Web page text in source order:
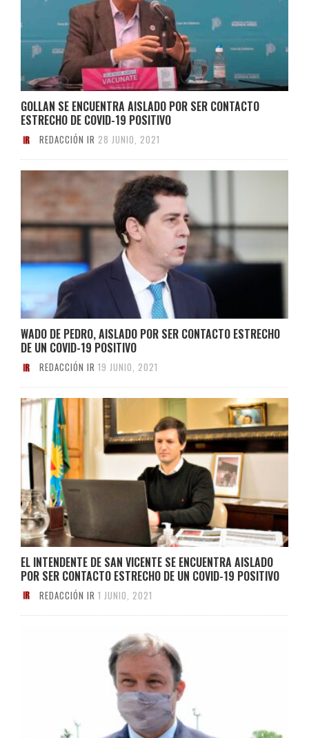
GOLLAN SE ENCUENTRA AISLADO POR SER CONTACTO
ESTRECHO DE COVID-19 POSITIVO
REDACCIÓN IR 28 JUNIO, 2021
WADO DE PEDRO, AISLADO POR SER CONTACTO ESTRECHO
DE UN COVID-19 POSITIVO
REDACCIÓN IR 19 JUNIO, 2021
EL INTENDENTE DE SAN VICENTE SE ENCUENTRA AISLADO
POR SER CONTACTO ESTRECHO DE UN COVID-19 POSITIVO
REDACCIÓN IR 1 JUNIO, 2021